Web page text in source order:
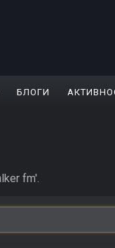
БЛОГИ
fm'.